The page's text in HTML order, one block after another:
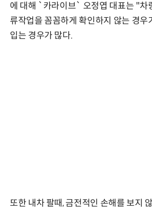
에 대해 `카라이브` 오정엽 대표는 "차
류작업을 꼼꼼하게 확인하지 않는 경우
입는 경우가 많다.
또한 내차 팔때, 금전적인 손해를 보지